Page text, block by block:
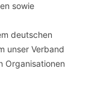
sowie
deutschen
unser Verband
Organisationen